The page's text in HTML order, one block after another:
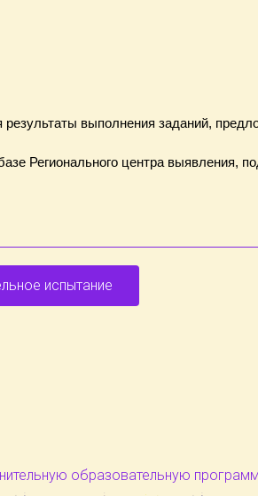
результаты выполнения заданий,
Регионального центра выявления,
испытание
образовательную